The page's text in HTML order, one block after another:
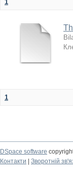
1
1
DSpace software
Контакти
Зворотній